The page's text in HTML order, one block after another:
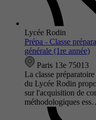
Lycée Rodin
Prépa - Classe
générale (1re année)
Paris 13e 75013
La classe
du Lycée Rodin
sur l'acquisition de
méthodologiques